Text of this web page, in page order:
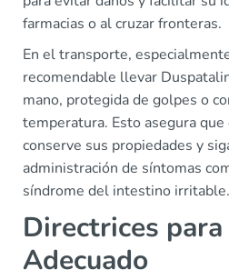
farmacias o al cruzar fronteras.
En el transporte,
recomendable llevar
mano, protegida de golpes o
temperatura. Esto asegura
conserve sus propiedades y
administración de síntomas
síndrome del intestino irritable.
Directrices
Adecuado